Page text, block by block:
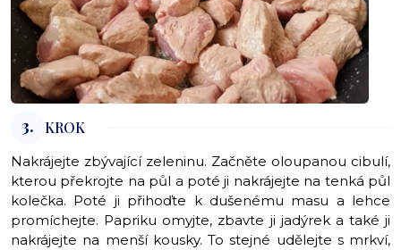
3. KROK
Nakrájejte zbývající zeleninu. Začněte oloupanou cibulí,
kterou překrojte na půl a poté ji nakrájejte na tenká půl
kolečka. Poté ji přihoďte k dušenému masu a lehce
promíchejte. Papriku omyjte, zbavte ji jadýrek a také ji
nakrájejte na menší kousky. To stejné udělejte s mrkví,